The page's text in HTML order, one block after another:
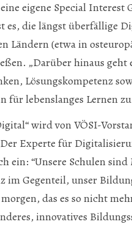
eigene Special
es, die längst überfällige
Ländern (etwa in
„Darüber hinaus
Lösungskompetenz
für lebenslanges Lernen
wird von VÖSI-
Experte für
ein: “Unsere Schulen
im Gegenteil, unser
das es so nicht
innovatives